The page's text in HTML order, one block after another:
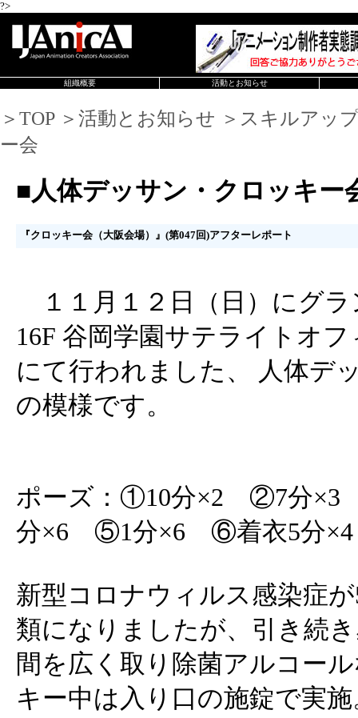
?>
組織概要 活動とお知らせ
＞TOP ＞活動とお知らせ ＞スキルアッ
ー会
■人体デッサン・クロッキー
『クロッキー会（大阪会場）』(第047回)アフターレポート
１１月１２日（日）にグラ
16F 谷岡学園サテライトオ
にて行われました、 人体デ
の模様です。
ポーズ：①10分×2 ②7分
分×6 ⑤1分×6 ⑥着衣5分×4
新型コロナウィルス感染症
類になりましたが、引き続
間を広く取り除菌アルコー
キー中は入り口の施錠で実施